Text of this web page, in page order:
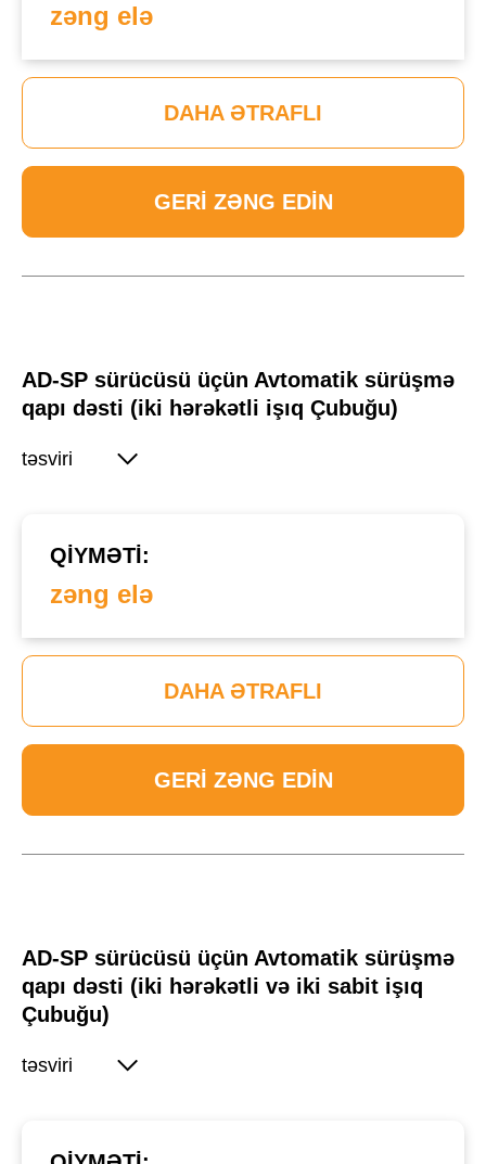
zəng elə
DAHA ƏTRAFLI
GERI ZƏNG EDIN
AD-SP sürücüsü üçün Avtomatik sürüşmə
qapı dəsti (iki hərəkətli işıq Çubuğu)
təsviri
QIYMƏTI:
zəng elə
DAHA ƏTRAFLI
GERI ZƏNG EDIN
AD-SP sürücüsü üçün Avtomatik sürüşmə
qapı dəsti (iki hərəkətli və iki sabit işıq
Çubuğu)
təsviri